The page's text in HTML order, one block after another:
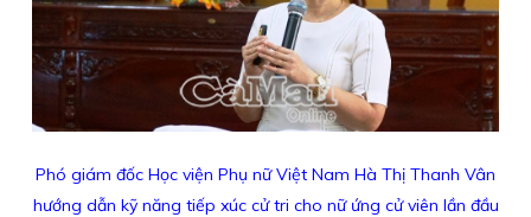
Phó giám đốc Học viện Phụ nữ Việt Nam Hà Thị Thanh Vân
hướng dẫn kỹ năng tiếp xúc cử tri cho nữ ứng cử viên lần đầu